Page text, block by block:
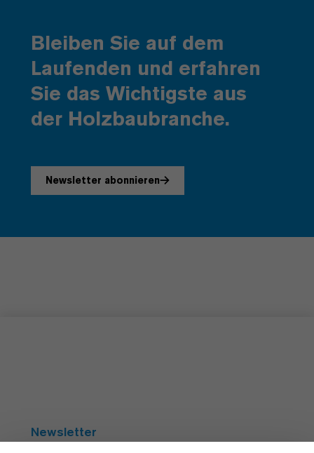
Bleiben Sie auf dem
Laufenden und erfahren
Sie das Wichtigste aus
der Holzbaubranche.
Newsletter abonnieren
Newsletter